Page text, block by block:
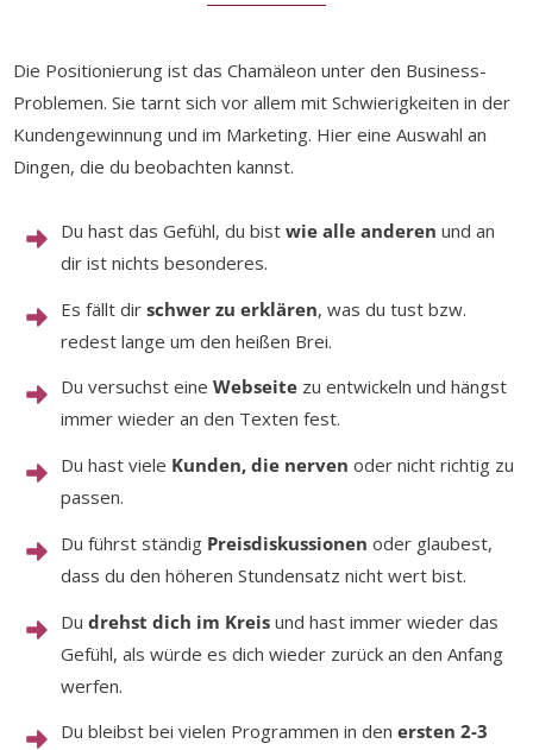
Die Positionierung ist das Chamäleon unter den Business-
Problemen. Sie tarnt sich vor allem mit Schwierigkeiten in der
Kundengewinnung und im Marketing. Hier eine Auswahl an
Dingen, die du beobachten kannst.
Du hast das Gefühl, du bist wie alle anderen und an
dir ist nichts besonderes.
Es fällt dir schwer zu erklären, was du tust bzw.
redest lange um den heißen Brei.
Du versuchst eine Webseite zu entwickeln und hängst
immer wieder an den Texten fest.
Du hast viele Kunden, die nerven oder nicht richtig zu
passen.
Du führst ständig Preisdiskussionen oder glaubest,
dass du den höheren Stundensatz nicht wert bist.
Du drehst dich im Kreis und hast immer wieder das
Gefühl, als würde es dich wieder zurück an den Anfang
werfen.
Du bleibst bei vielen Programmen in den ersten 2-3